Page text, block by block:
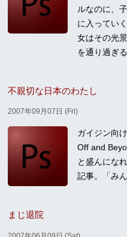
ルなのに、
に入ってい
女はその光
を通り過ぎ
不親切な日本のわたし
2007年09月07日 (Fri)
ガイジン向
Off and
と盛んにな
記事。「み
まじ退院